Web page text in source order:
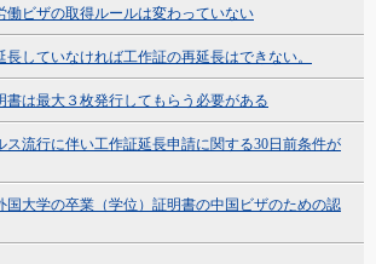
働ビザの取得ルールは変わっていない
していなければ工作証の再延長はできない。
書は最大３枚発行してもらう必要がある
ス流行に伴い工作証延長申請に関する30日前条件が
国大学の卒業（学位）証明書の中国ビザのための認